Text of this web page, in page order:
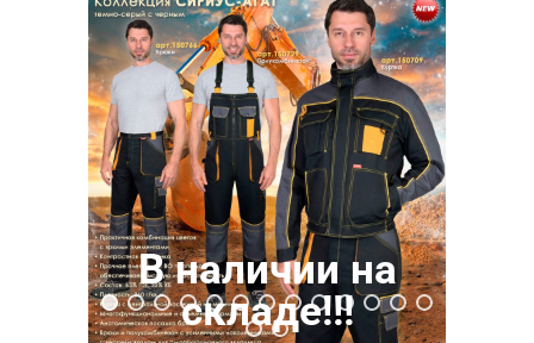
В наличии на
складе!!!